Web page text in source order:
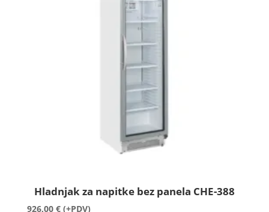
Hladnjak za napitke bez panela CHE-388
926,00 € (+PDV)